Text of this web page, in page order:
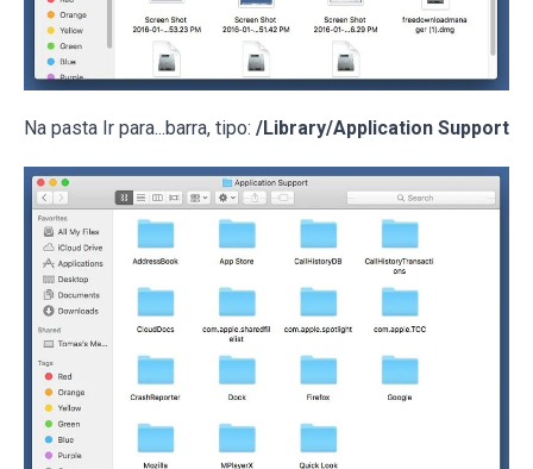
Na pasta Ir para...barra, tipo: /Library/Application Support